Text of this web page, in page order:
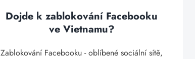
Dojde k zablokování Facebooku
ve Vietnamu?
Zablokování Facebooku - oblíbené sociální sítě,